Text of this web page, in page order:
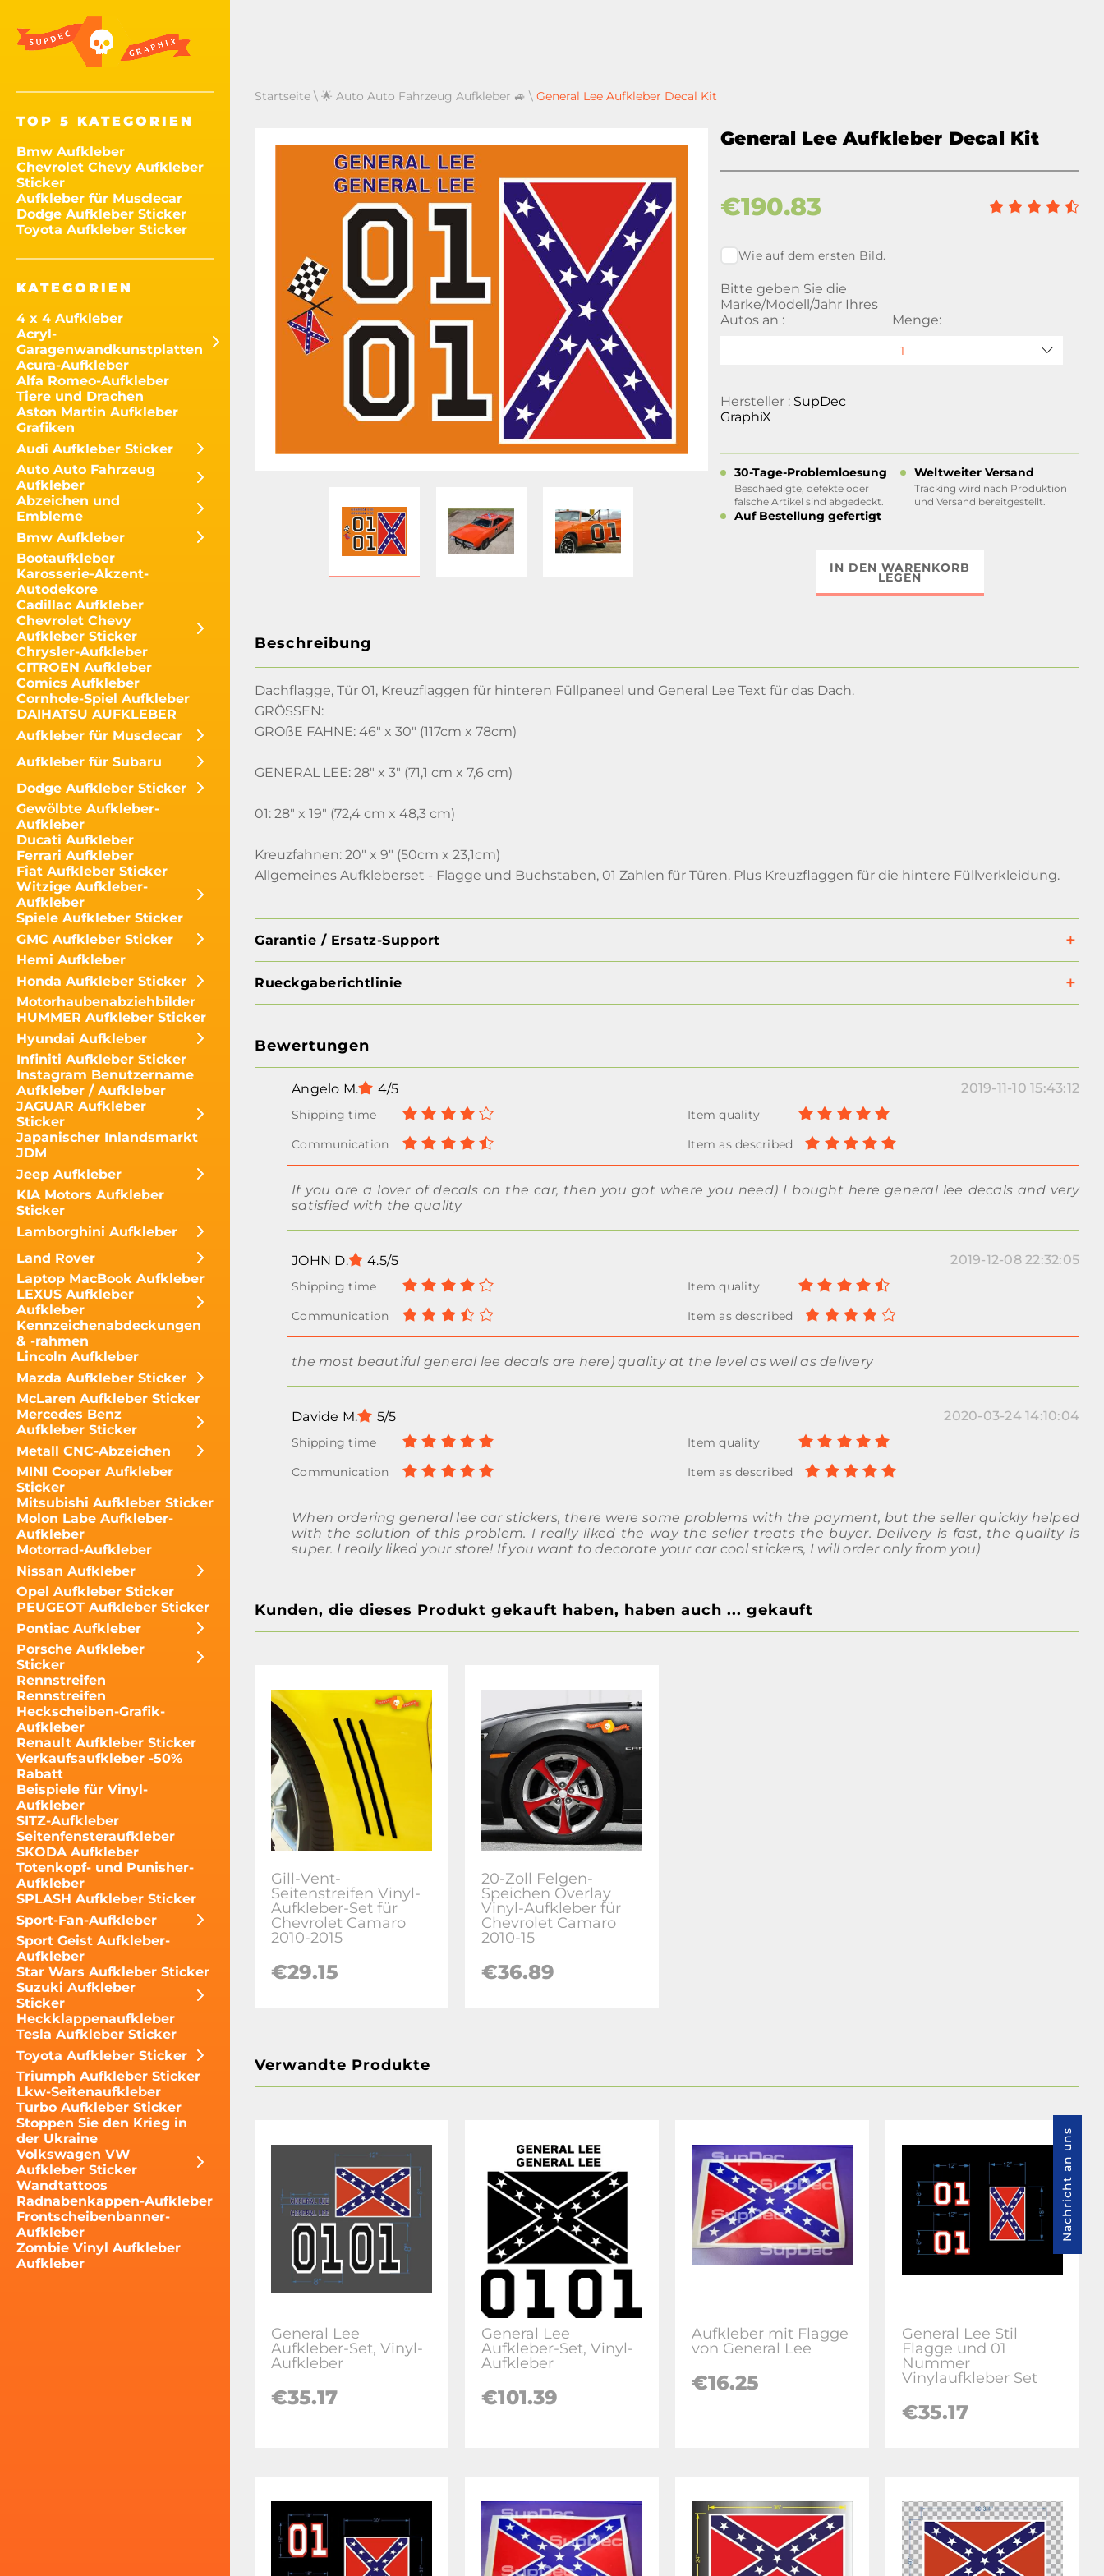
TOP 5 KATEGORIEN
Bmw Aufkleber
Chevrolet Chevy Aufkleber
Sticker
Aufkleber für Musclecar
Dodge Aufkleber Sticker
Toyota Aufkleber Sticker
KATEGORIEN
4 x 4 Aufkleber
Acryl-
Garagenwandkunstplatten
Acura-Aufkleber
Alfa Romeo-Aufkleber
Tiere und Drachen
Aston Martin Aufkleber
Grafiken
Audi Aufkleber Sticker
Auto Auto Fahrzeug
Aufkleber
Abzeichen und
Embleme
Bmw Aufkleber
Bootaufkleber
Karosserie-Akzent-
Autodekore
Cadillac Aufkleber
Chevrolet Chevy
Aufkleber Sticker
Chrysler-Aufkleber
CITROEN Aufkleber
Comics Aufkleber
Cornhole-Spiel Aufkleber
DAIHATSU AUFKLEBER
Aufkleber für Musclecar
Aufkleber für Subaru
Dodge Aufkleber Sticker
Gewölbte Aufkleber-
Aufkleber
Ducati Aufkleber
Ferrari Aufkleber
Fiat Aufkleber Sticker
Witzige Aufkleber-
Aufkleber
Spiele Aufkleber Sticker
GMC Aufkleber Sticker
Hemi Aufkleber
Honda Aufkleber Sticker
Motorhaubenabziehbilder
HUMMER Aufkleber Sticker
Hyundai Aufkleber
Infiniti Aufkleber Sticker
Instagram Benutzername
Aufkleber / Aufkleber
JAGUAR Aufkleber
Sticker
Japanischer Inlandsmarkt
JDM
Jeep Aufkleber
KIA Motors Aufkleber
Sticker
Lamborghini Aufkleber
Land Rover
Laptop MacBook Aufkleber
LEXUS Aufkleber
Aufkleber
Kennzeichenabdeckungen
& -rahmen
Lincoln Aufkleber
Mazda Aufkleber Sticker
McLaren Aufkleber Sticker
Mercedes Benz
Aufkleber Sticker
Metall CNC-Abzeichen
MINI Cooper Aufkleber
Sticker
Mitsubishi Aufkleber Sticker
Molon Labe Aufkleber-
Aufkleber
Motorrad-Aufkleber
Nissan Aufkleber
Opel Aufkleber Sticker
PEUGEOT Aufkleber Sticker
Pontiac Aufkleber
Porsche Aufkleber
Sticker
Rennstreifen
Rennstreifen
Heckscheiben-Grafik-
Aufkleber
Renault Aufkleber Sticker
Verkaufsaufkleber -50%
Rabatt
Beispiele für Vinyl-
Aufkleber
SITZ-Aufkleber
Seitenfensteraufkleber
SKODA Aufkleber
Totenkopf- und Punisher-
Aufkleber
SPLASH Aufkleber Sticker
Sport-Fan-Aufkleber
Sport Geist Aufkleber-
Aufkleber
Star Wars Aufkleber Sticker
Suzuki Aufkleber
Sticker
Heckklappenaufkleber
Tesla Aufkleber Sticker
Toyota Aufkleber Sticker
Triumph Aufkleber Sticker
Lkw-Seitenaufkleber
Turbo Aufkleber Sticker
Stoppen Sie den Krieg in
der Ukraine
Volkswagen VW
Aufkleber Sticker
Wandtattoos
Radnabenkappen-Aufkleber
Frontscheibenbanner-
Aufkleber
Zombie Vinyl Aufkleber
Aufkleber
Startseite \ 🌟 Auto Auto Fahrzeug Aufkleber 🚙 \ General Lee Aufkleber Decal Kit
General Lee Aufkleber Decal Kit
€190.83
Wie auf dem ersten Bild.
Bitte geben Sie die
Marke/Modell/Jahr Ihres
Autos an :
Menge:
Hersteller : SupDec
GraphiX
30-Tage-Problemloesung
Beschaedigte, defekte oder
falsche Artikel sind abgedeckt.
Weltweiter Versand
Tracking wird nach Produktion
und Versand bereitgestellt.
Auf Bestellung gefertigt
IN DEN WARENKORB
LEGEN
Beschreibung
Dachflagge, Tür 01, Kreuzflaggen für hinteren Füllpaneel und General Lee Text für das Dach.
GRÖSSEN:
GROßE FAHNE: 46" x 30" (117cm x 78cm)
GENERAL LEE: 28" x 3" (71,1 cm x 7,6 cm)
01: 28" x 19" (72,4 cm x 48,3 cm)
Kreuzfahnen: 20" x 9" (50cm x 23,1cm)
Allgemeines Aufkleberset - Flagge und Buchstaben, 01 Zahlen für Türen. Plus Kreuzflaggen für die hintere Füllverkleidung.
Garantie / Ersatz-Support
Rueckgaberichtlinie
Bewertungen
Angelo M. 4/5 2019-11-10 15:43:12
If you are a lover of decals on the car, then you got where you need) I bought here general lee decals and very
satisfied with the quality
JOHN D. 4.5/5 2019-12-08 22:32:05
the most beautiful general lee decals are here) quality at the level as well as delivery
Davide M. 5/5 2020-03-24 14:10:04
When ordering general lee car stickers, there were some problems with the payment, but the seller quickly helped
with the solution of this problem. I really liked the way the seller treats the buyer. Delivery is fast, the quality is
super. I really liked your store! If you want to decorate your car cool stickers, I will order only from you)
Kunden, die dieses Produkt gekauft haben, haben auch ... gekauft
Gill-Vent-
Seitenstreifen Vinyl-
Aufkleber-Set für
Chevrolet Camaro
2010-2015
€29.15
20-Zoll Felgen-
Speichen Overlay
Vinyl-Aufkleber für
Chevrolet Camaro
2010-15
€36.89
Verwandte Produkte
General Lee
Aufkleber-Set, Vinyl-
Aufkleber
€35.17
General Lee
Aufkleber-Set, Vinyl-
Aufkleber
€101.39
Aufkleber mit Flagge
von General Lee
€16.25
General Lee Stil
Flagge und 01
Nummer
Vinylaufkleber Set
€35.17
Nachricht an uns